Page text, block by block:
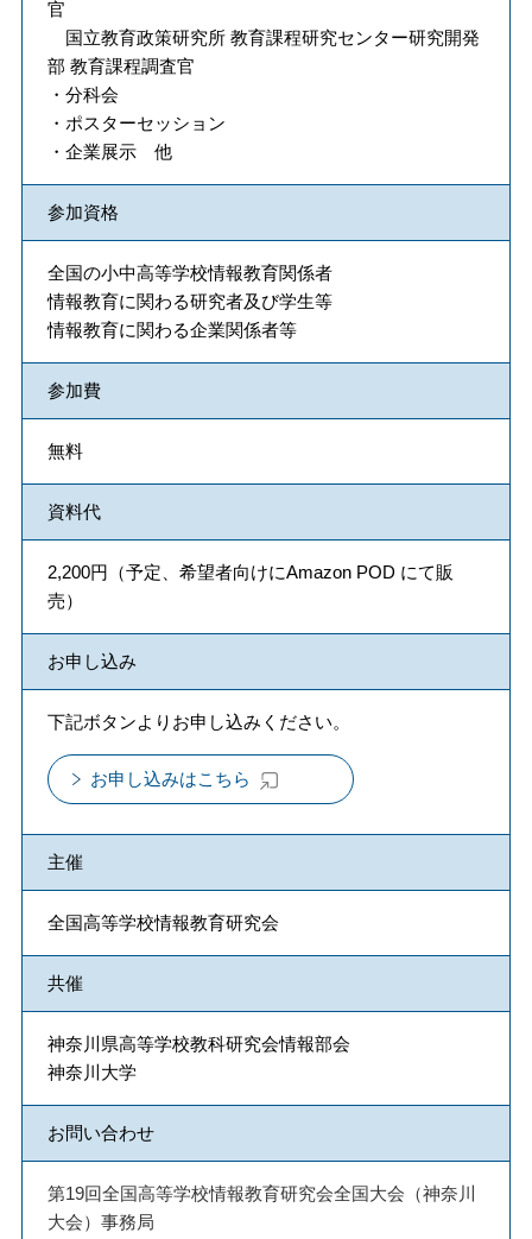
官
国立教育政策研究所 教育課程研究センター研究開発
部 教育課程調査官
・分科会
・ポスターセッション
・企業展示 他
参加資格
全国の小中高等学校情報教育関係者
情報教育に関わる研究者及び学生等
情報教育に関わる企業関係者等
参加費
無料
資料代
2,200円（予定、希望者向けにAmazon POD にて販
売）
お申し込み
下記ボタンよりお申し込みください。
お申し込みはこちら
主催
全国高等学校情報教育研究会
共催
神奈川県高等学校教科研究会情報部会
神奈川大学
お問い合わせ
第19回全国高等学校情報教育研究会全国大会（神奈川
大会）事務局